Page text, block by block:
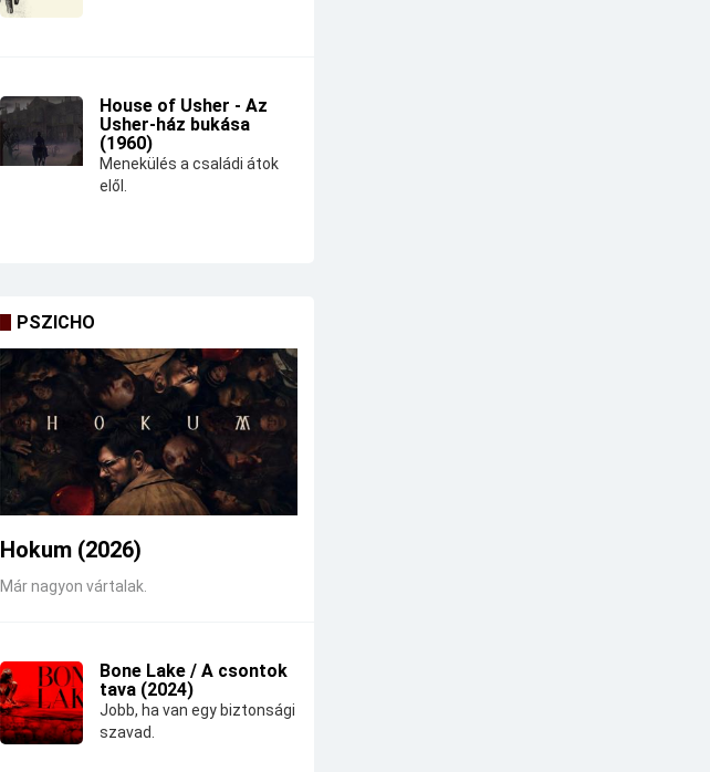
House of Usher - Az
Usher-ház bukása
(1960)
Menekülés a családi átok
elől.
PSZICHO
Hokum (2026)
Már nagyon vártalak.
Bone Lake / A csontok
tava (2024)
Jobb, ha van egy biztonsági
szavad.